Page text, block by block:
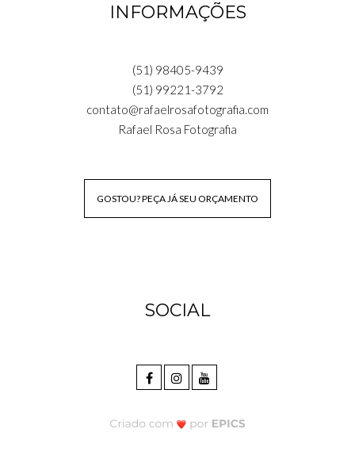
INFORMAÇÕES
(51) 98405-9439
(51) 99221-3792
contato@rafaelrosafotografia.com
Rafael Rosa Fotografia
GOSTOU? PEÇA JÁ SEU ORÇAMENTO
SOCIAL